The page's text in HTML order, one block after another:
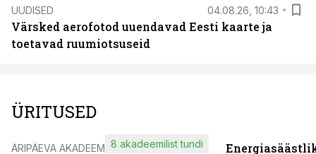
UUDISED 04.08.26, 10:43
Värsked aerofotod uuendavad Eesti kaarte ja
toetavad ruumiotsuseid
ÜRITUSED
ÄRIPÄEVA AKADEEMIA8 akadeemilist tundi